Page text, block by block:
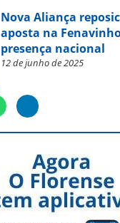
Nova Aliança
aposta na
presença nacional
12 de junho de 2025